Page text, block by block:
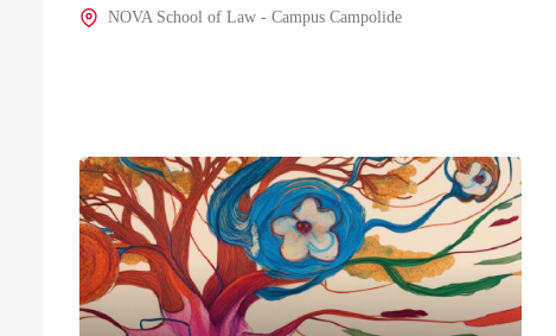
NOVA School of Law - Campus Campolide